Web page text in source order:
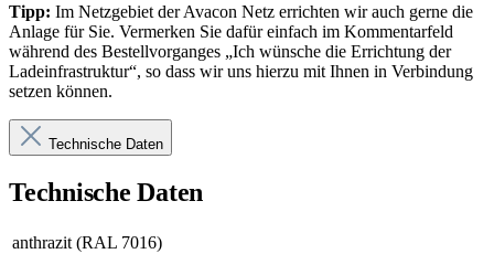
Tipp: Im Netzgebiet der Avacon Netz errichten wir auch gerne die
Anlage für Sie. Vermerken Sie dafür einfach im Kommentarfeld
während des Bestellvorganges „Ich wünsche die Errichtung der
Ladeinfrastruktur“, so dass wir uns hierzu mit Ihnen in Verbindung
setzen können.
Technische Daten
Technische Daten
anthrazit (RAL 7016)